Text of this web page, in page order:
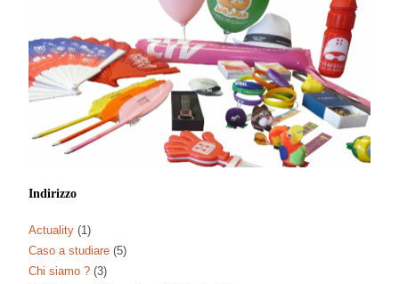
Indirizzo
Actuality (1)
Caso a studiare (5)
Chi siamo ? (3)